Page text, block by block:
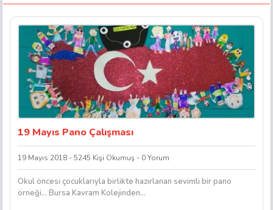
19 Mayıs Pano Çalışması
19 Mayıs 2018 - 5245 Kişi Okumuş - 0 Yorum
Okul öncesi çocuklarıyla birlikte hazırlanan sevimli bir pano
örneği… Bursa Kavram Kolejinden…